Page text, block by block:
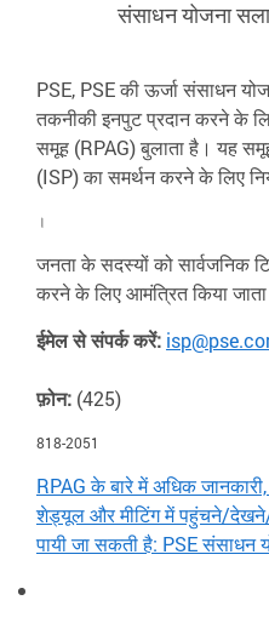
संसाधन योजना
PSE, PSE की ऊर्जा संसाधन
तकनीकी इनपुट प्रदान करने के
समूह (RPAG) बुलाता है। यह
(ISP) का समर्थन करने के लिए
।
जनता के सदस्यों को सार्वजनिक
करने के लिए आमंत्रित किया
ईमेल से संपर्क करें:
फ़ोन: (425)
818-2051
RPAG के बारे में अधिक
शेड्यूल और मीटिंग में पहुंचने/
पायी जा सकती है: PSE संसाधन